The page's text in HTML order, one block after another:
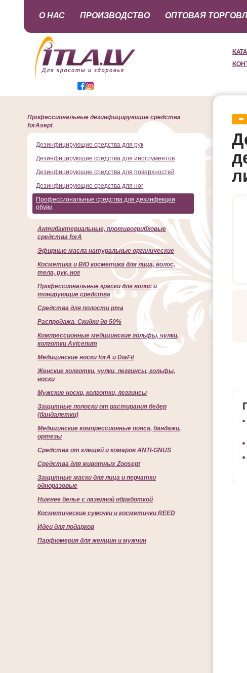
О НАС ПРОИЗВОДСТВО ОПТОВАЯ
Профессиональные дезинфицирующие средства
forAsept
Дезинфицирующие средства для рук
Дезинфицирующие средства для инструментов
Дезинфицирующие средства для поверхностей
Дезинфицирующие средства для ног
Профессиональные средства для дезинфекции
обуви
Антибактериальные, противогрибковые
средства forA
Эфирные масла натуральные органические
Косметика и BIO косметика для лица, волос,
тела, рук, ног
Профессиональные краски для волос и
тонирующие средства
Cредства для полости рта
Распродажа. Скидки до 50%
Компрессионные медицинские гольфы, чулки,
колготки Avicenum
Медицинские носки forA и DiaFit
Женские колготки, чулки, леггинсы, гольфы,
носки
Мужские носки, колготки, леггинсы
Защитные полоски от растирания бедер
(бандалетки)
Медицинские компрессионные пояса, бандажи,
ортезы
Средства от клещей и комаров ANTI-GNUS
Средства для животных Zoosept
Защитные маски для лица и перчатки
одноразовые
Нижнее белье с лазерной обработкой
Косметические сумочки и косметички REED
Идеи для подарков
Парфюмерия для женщин и мужчин